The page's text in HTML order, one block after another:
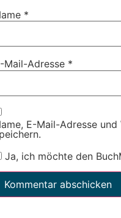
*
Mail-Adresse *
E-Mail-Adresse
Ja, ich möchte den